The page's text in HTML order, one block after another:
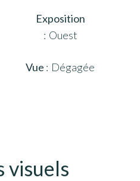
Exposition
Ouest
Vue Dégagée
visuels